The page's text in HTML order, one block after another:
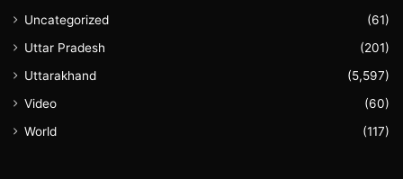
Uncategorized
(61)
Uttar Pradesh
(201)
Uttarakhand
(5,597)
Video
(60)
World
(117)